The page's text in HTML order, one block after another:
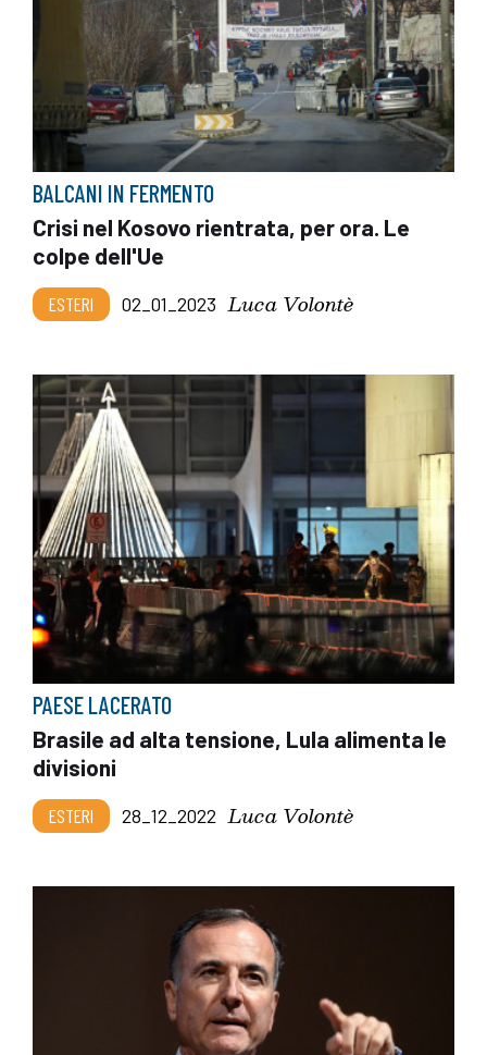
BALCANI IN FERMENTO
Crisi nel Kosovo rientrata, per ora. Le
colpe dell'Ue
ESTERI 02_01_2023 Luca Volontè
PAESE LACERATO
Brasile ad alta tensione, Lula alimenta le
divisioni
ESTERI 28_12_2022 Luca Volontè